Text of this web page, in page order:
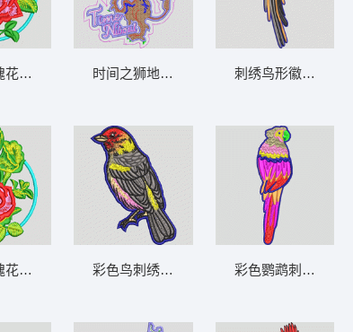
图案 靓花
图案 简单花
时间之狮地图设计 男装 章仔
彩色鸟刺绣徽章 鸟
刺绣鸟形徽章 鸟
彩色鹦鹉刺绣图案 鸟